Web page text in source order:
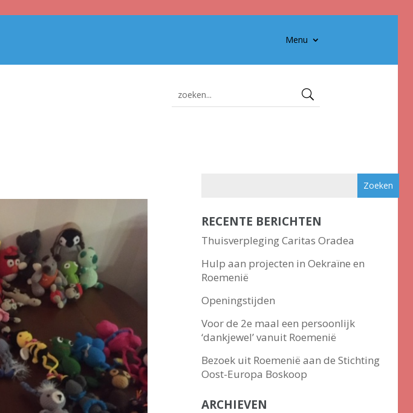
Menu
RECENTE BERICHTEN
Thuisverpleging Caritas Oradea
Hulp aan projecten in Oekraïne en
Roemenië
Openingstijden
Voor de 2e maal een persoonlijk
‘dankjewel’ vanuit Roemenië
Bezoek uit Roemenië aan de Stichting
Oost-Europa Boskoop
ARCHIEVEN